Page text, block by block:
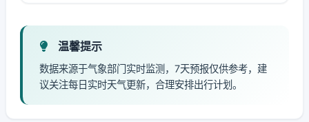
温馨提示
数据来源于气象部门实时监测，7天预报仅供参考，建
议关注每日实时天气更新，合理安排出行计划。